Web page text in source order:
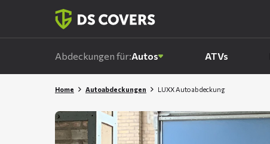
Abdeckungen für:Autos ATVs
Home Autoabdeckungen LUXX Autoabdeckung